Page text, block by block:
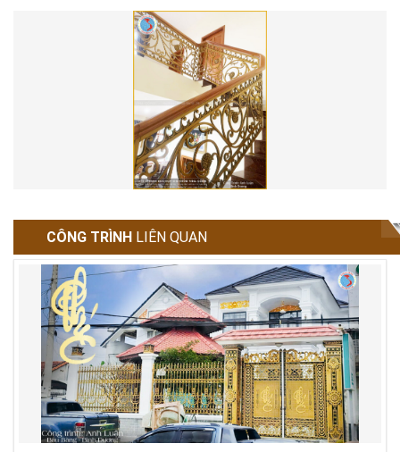
CÔNG TRÌNH LIÊN QUAN